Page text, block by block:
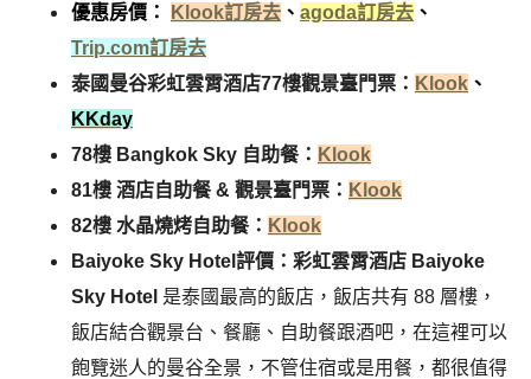
優惠房價：
Klook訂房去 、 agoda訂房去 、
Trip.com訂房去
泰國曼谷彩虹雲霄酒店77樓觀景臺門票： Klook 、
KKday
78樓 Bangkok Sky 自助餐： Klook
81樓 酒店自助餐 & 觀景臺門票： Klook
82樓 水晶燒烤自助餐： Klook
Baiyoke Sky Hotel評價：彩虹雲霄酒店 Baiyoke
Sky Hotel 是泰國最高的飯店，飯店共有 88 層樓，
飯店結合觀景台、餐廳、自助餐跟酒吧，在這裡可以
飽覽迷人的曼谷全景，不管住宿或是用餐，都很值得